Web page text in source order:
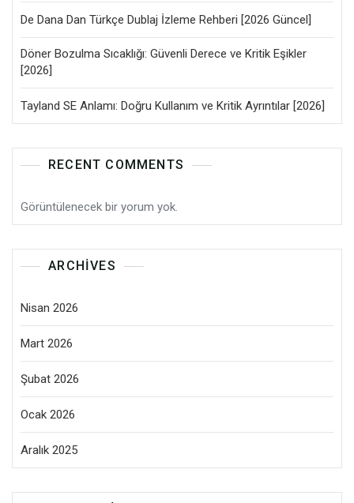
De Dana Dan Türkçe Dublaj İzleme Rehberi [2026 Güncel]
Döner Bozulma Sıcaklığı: Güvenli Derece ve Kritik Eşikler
[2026]
Tayland SE Anlamı: Doğru Kullanım ve Kritik Ayrıntılar [2026]
RECENT COMMENTS
Görüntülenecek bir yorum yok.
ARCHIVES
Nisan 2026
Mart 2026
Şubat 2026
Ocak 2026
Aralık 2025